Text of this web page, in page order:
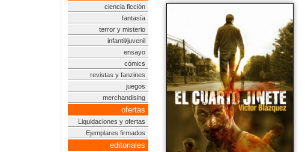
ciencia ficción
fantasía
terror y misterio
infantil/juvenil
ensayo
cómics
revistas y fanzines
juegos
merchandising
ofertas
Liquidaciones y ofertas
Ejemplares firmados
editoriales